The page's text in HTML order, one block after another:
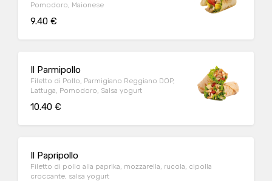
Pomodoro, Maionese
9.40 €
Il Parmipollo
Filetto di Pollo, Parmigiano Reggiano DOP,
Lattuga, Pomodoro, Salsa yogurt
10.40 €
Il Papripollo
Filetto di pollo alla paprika, mozzarella, rucola, cipolla
croccante, salsa yogurt